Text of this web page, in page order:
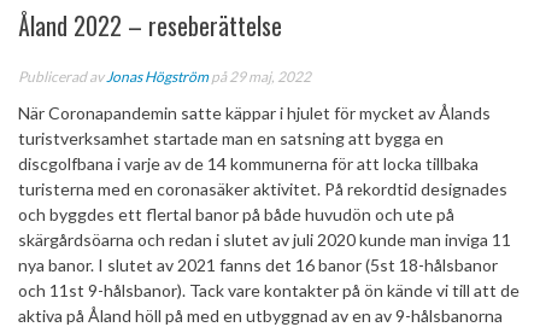
Åland 2022 – reseberättelse
Publicerad av Jonas Högströmpå 29 maj, 2022
När Coronapandemin satte käppar i hjulet för mycket av Ålands
turistverksamhet startade man en satsning att bygga en
discgolfbana i varje av de 14 kommunerna för att locka tillbaka
turisterna med en coronasäker aktivitet. På rekordtid designades
och byggdes ett flertal banor på både huvudön och ute på
skärgårdsöarna och redan i slutet av juli 2020 kunde man inviga 11
nya banor. I slutet av 2021 fanns det 16 banor (5st 18-hålsbanor
och 11st 9-hålsbanor). Tack vare kontakter på ön kände vi till att de
aktiva på Åland höll på med en utbyggnad av en av 9-hålsbanorna